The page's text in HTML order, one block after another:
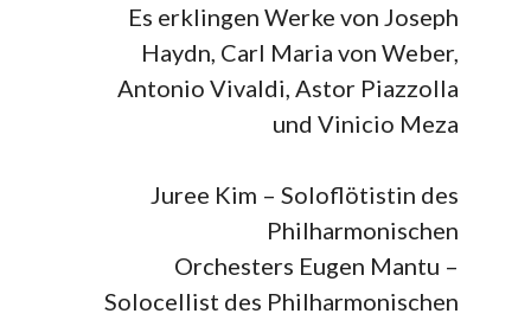
Es erklingen Werke von Joseph
Haydn, Carl Maria von Weber,
Antonio Vivaldi, Astor Piazzolla
und Vinicio Meza
Juree Kim – Soloflötistin des
Philharmonischen
Orchesters Eugen Mantu –
Solocellist des Philharmonischen